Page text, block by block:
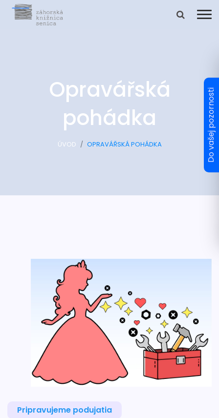
Opravářská
pohádka
ÚVOD OPRAVÁŘSKÁ POHÁDKA
Pripravujeme podujatia